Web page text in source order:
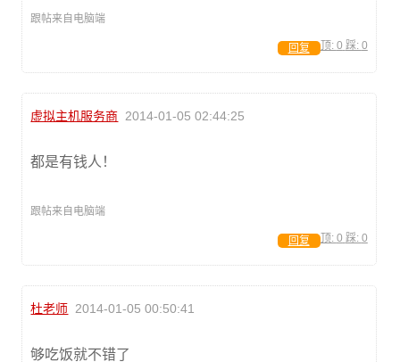
跟帖来自电脑端
顶: 0 踩: 0
回复
虚拟主机服务商 2014-01-05 02:44:25
都是有钱人！
跟帖来自电脑端
顶: 0 踩: 0
回复
杜老师 2014-01-05 00:50:41
够吃饭就不错了